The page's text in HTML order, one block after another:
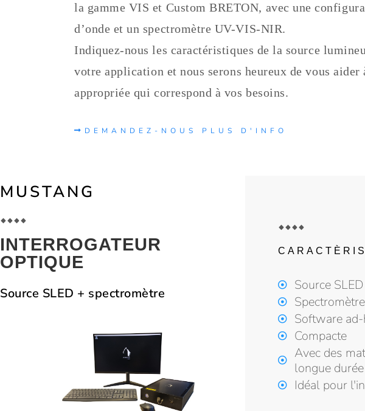
la gamme VIS et Custom BRETON, avec une
d’onde et un spectromètre UV-VIS-NIR.
Indiquez-nous les caractéristiques de la source
votre application et nous serons heureux de vous
appropriée qui correspond à vos besoins.
DEMANDEZ-NOUS PLUS D'INFO
MUSTANG
INTERROGATEUR
OPTIQUE
Source SLED + spectromètre
Source
Software
Compacte
Avec des
longue durée
Idéal pour